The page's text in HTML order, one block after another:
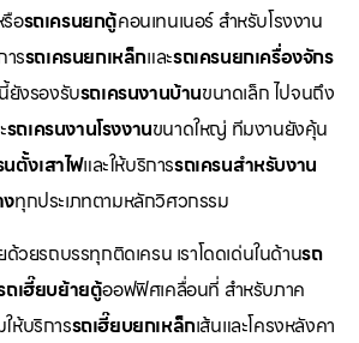
อรถเครนยกตู้คอนเทนเนอร์ สำหรับโรงงาน
รรถเครนยกเหล็กและรถเครนยกเครื่องจักร
ยังรองรับรถเครนงานบ้านขนาดเล็ก ไปจนถึง
รถเครนงานโรงงานขนาดใหญ่ ทีมงานยังคุ้น
ตั้งเสาไฟและให้บริการรถเครนสำหรับงาน
ทุกประเภทตามหลักวิศวกรรม
วยรถบรรทุกติดเครน เราโดดเด่นในด้านรถ
ถเฮี๊ยบย้ายตู้ออฟฟิศเคลื่อนที่ สำหรับภาค
ห้บริการรถเฮี๊ยบยกเหล็กเส้นและโครงหลังคา